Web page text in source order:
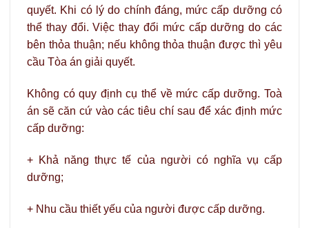
quyết. Khi có lý do chính đáng, mức cấp dưỡng có
thể thay đổi. Việc thay đổi mức cấp dưỡng do các
bên thỏa thuận; nếu không thỏa thuận được thì yêu
cầu Tòa án giải quyết.
Không có quy định cụ thể về mức cấp dưỡng. Toà
án sẽ căn cứ vào các tiêu chí sau để xác định mức
cấp dưỡng:
+ Khả năng thực tế của người có nghĩa vụ cấp
dưỡng;
+ Nhu cầu thiết yếu của người được cấp dưỡng.